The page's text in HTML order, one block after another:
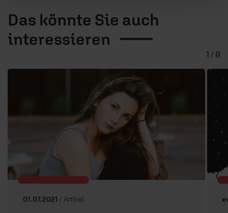
Das könnte Sie auch
interessieren
01.07.2021 / Artikel
1 / 8